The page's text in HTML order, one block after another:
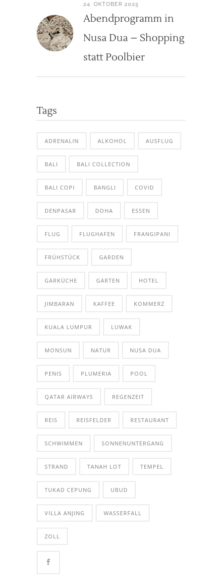
24. OKTOBER 2025
Abendprogramm in
Nusa Dua – Shopping
statt Poolbier
Tags
ADRENALIN ALKOHOL AUSFLUG
BALI BALI COLLECTION
BALI COPI BANGLI COVID
DENPASAR DOHA ESSEN
FLUG FLUGHAFEN FRANGIPANI
FRÜHSTÜCK GARDEN
GARKÜCHE GARTEN HOTEL
JIMBARAN KAFFEE KOMMERZ
KUALA LUMPUR LUWAK
MONSUN NATUR NUSA DUA
PENIS PLUMERIA POOL
QATAR AIRWAYS REGENZEIT
REIS REISFELDER RESTAURANT
SCHWIMMEN SONNENUNTERGANG
STRAND TANAH LOT TEMPEL
TUKAD CEPUNG UBUD
VILLA ANJING WASSERFALL
ZOLL